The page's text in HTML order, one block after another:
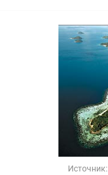
Источник: